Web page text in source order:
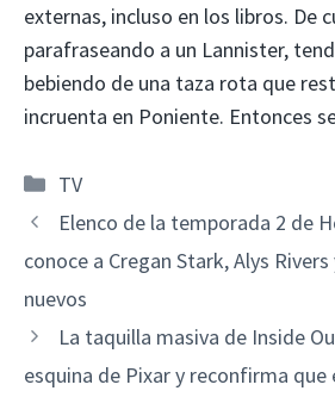
externas, incluso en los libros. De
parafraseando a un Lannister,
bebiendo de una taza rota que
incruenta en Poniente. Entonces
Categorías
TV
Elenco de la temporada 2 de
conoce a Cregan Stark, Alys
nuevos
La taquilla masiva de Inside
esquina de Pixar y reconfirma que